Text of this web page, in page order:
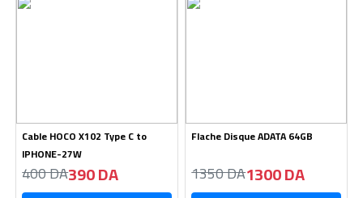
Cable HOCO X102 Type C to
IPHONE-27W
400 DA390 DA
Flache Disque ADATA 64GB
1350 DA1300 DA